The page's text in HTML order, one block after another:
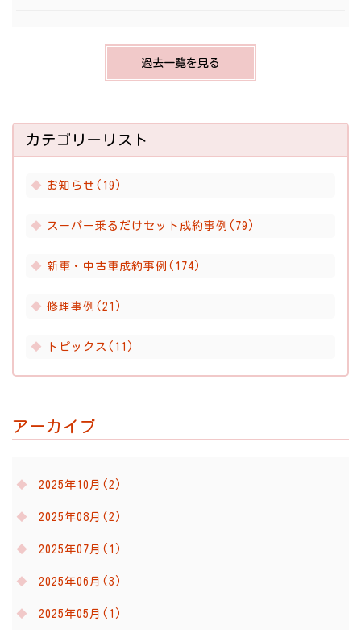
過去一覧を見る
カテゴリーリスト
お知らせ(19)
スーパー乗るだけセット成約事例(79)
新車・中古車成約事例(174)
修理事例(21)
トピックス(11)
アーカイブ
2025年10月(2)
2025年08月(2)
2025年07月(1)
2025年06月(3)
2025年05月(1)